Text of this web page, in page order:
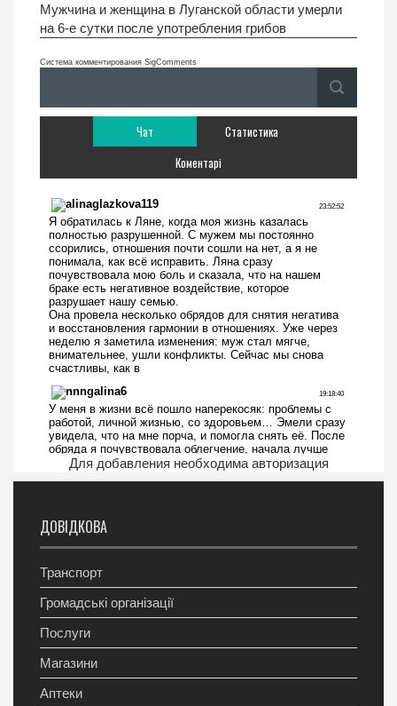
Мужчина и женщина в Луганской области умерли
на 6-е сутки после употребления грибов
Система комментирования SigComments
Чат
Статистика
Коментарі
Для добавления необходима авторизация
ДОВІДКОВА
Транспорт
Громадські організації
Послуги
Магазини
Аптеки